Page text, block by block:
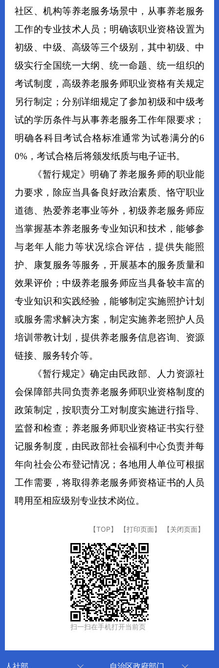
社区、机构等养老服务场景中，从事养老服务
工作的专业技术人员；明确该职业资格设置为
初级、中级、高级等三个级别，其中初级、中
级实行全国统一大纲、统一命题、统一组织的
考试制度，高级养老服务师职业资格有关规定
另行制定；分别详细规定了参加初级和中级考
试的学历条件与从事养老服务工作年限要求；
明确各科目考试合格标准通常为试卷满分的6
0%，考试合格后将颁发纸质与电子证书。
《暂行规定》明确了养老服务师的职业能
力要求，除应当具备良好政治素质、恪守职业
道德、热爱养老事业等外，初级养老服务师应
当掌握基本养老服务专业知识和技术，能够参
与老年人能力等状况综合评估，提供失能照
护、康复服务等服务，开展基本的服务质量和
效果评价；中级养老服务师应当具备较丰富的
专业知识和实践经验，能够制定实施照护计划
或服务需求解决方案，制定实施养老照护人员
培训带教计划，提供养老服务信息咨询、资源
链接、服务转介等。
《暂行规定》确定由民政部、人力资源社
会保障部共同负责养老服务师职业资格制度的
政策制定，按职责分工对制度实施进行指导、
监督和检查；养老服务师职业资格证书实行登
记服务制度，由民政部社会福利中心负责并每
年向社会公布登记情况；各地用人单位可根据
工作需要，将取得养老服务师资格证书的人员
聘用至相应级别专业技术岗位。
【TOP】 【打印页面】 【关闭页面】
扫一扫在手机打开当前页
人社部 自治区政府部门